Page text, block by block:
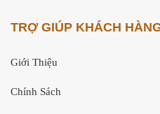
TRỢ GIÚP KHÁCH
Giới Thiệu
Chính Sách